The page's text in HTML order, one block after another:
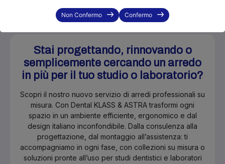
Stai progettando, rinnovando o
semplicemente cercando un arredo
in più per il tuo studio o laboratorio?
Scopri il nostro nuovo servizio di arredi professionali su
misura. Con Dental KLASS & ASTRA trasformi ogni
spazio in un ambiente efficiente, ergonomico e dal
design italiano inconfondibile. Dalla consulenza alla
progettazione, dal montaggio all’assistenza: ti
accompagniamo in ogni fase, con collezioni su misura o
soluzioni pronte all’uso per studi dentistici e laboratori
Non Confermo Confermo